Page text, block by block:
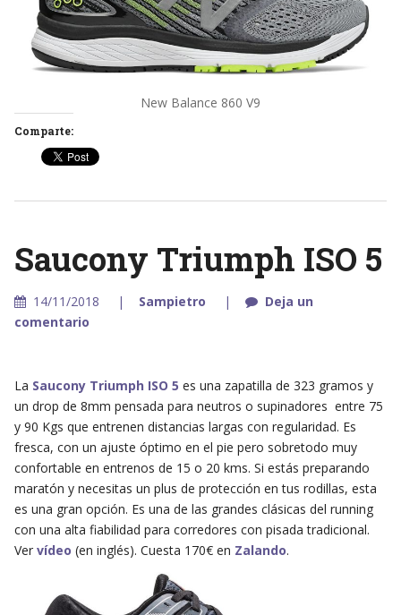
New Balance 860 V9
Comparte:
Saucony Triumph ISO 5
14/11/2018 Sampietro
Deja un
comentario
La Saucony Triumph ISO 5 es una zapatilla de 323 gramos y
un drop de 8mm pensada para neutros o supinadores entre 75
y 90 Kgs que entrenen distancias largas con regularidad. Es
fresca, con un ajuste óptimo en el pie pero sobretodo muy
confortable en entrenos de 15 o 20 kms. Si estás preparando
maratón y necesitas un plus de protección en tus rodillas, esta
es una gran opción. Es una de las grandes clásicas del running
con una alta fiabilidad para corredores con pisada tradicional.
Ver vídeo (en inglés). Cuesta 170€ en Zalando.